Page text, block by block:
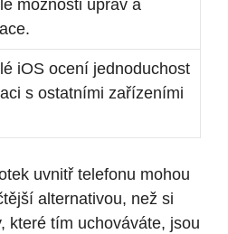
možnosti úprav a
iOS ocení jednoduchost
s ostatními zařízeními
uvnitř telefonu mohou
alternativou, než si
které tím uchováváte, jsou